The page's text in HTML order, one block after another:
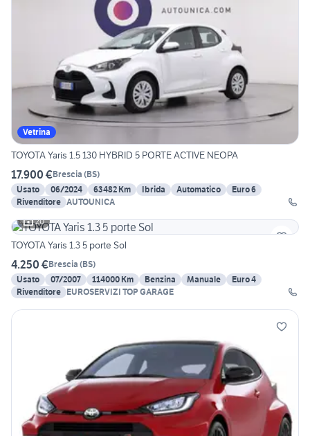
Vetrina
TOYOTA Yaris 1.5 130 HYBRID 5 PORTE ACTIVE NEOPA
17.900 €Brescia (BS)
Usato
06/2024 63482 Km Ibrida Automatico
Euro 6
Rivenditore AUTOUNICA
20
TOYOTA Yaris 1.3 5 porte Sol
4.250 €Brescia (BS)
Usato
07/2007 114000 Km Benzina Manuale
Euro 4
Rivenditore EUROSERVIZI TOP GARAGE